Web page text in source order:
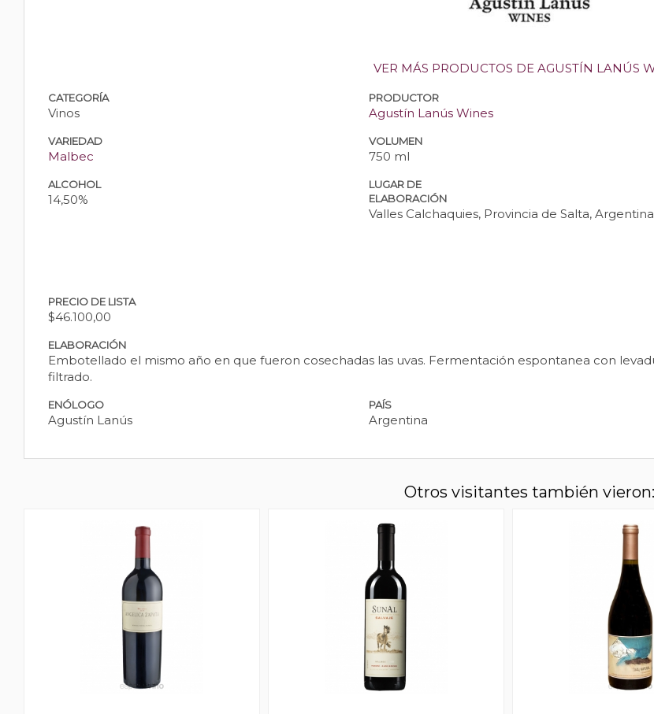
VER MÁS PRODUCTOS DE AGUSTÍN LANÚS
CATEGORÍA
Vinos
PRODUCTOR
Agustín Lanús Wines
VARIEDAD
Malbec
VOLUMEN
750 ml
ALCOHOL
14,50%
LUGAR DE
ELABORACIÓN
Valles Calchaquies, Provincia de Salta,
PRECIO DE LISTA
$46.100,00
ELABORACIÓN
Embotellado el mismo año en que fueron cosechadas las uvas. Fermentación espontanea con
filtrado.
ENÓLOGO
Agustín Lanús
PAÍS
Argentina
Otros visitantes también vieron: